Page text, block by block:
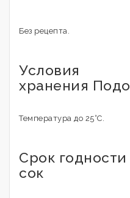
Без рецепта.
Условия
хранения
Температура до 25°С.
Срок
сок